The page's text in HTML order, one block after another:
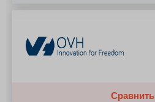
Сравнить